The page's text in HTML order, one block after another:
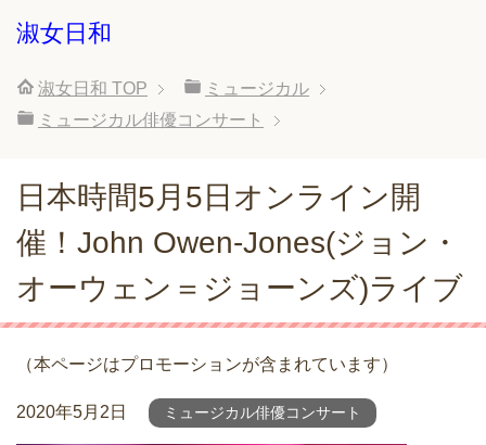
淑女日和
淑女日和 TOP
ミュージカル
ミュージカル俳優コンサート
日本時間5月5日オンライン開
催！John Owen-Jones(ジョン・
オーウェン＝ジョーンズ)ライブ
（本ページはプロモーションが含まれています）
2020年5月2日 ミュージカル俳優コンサート